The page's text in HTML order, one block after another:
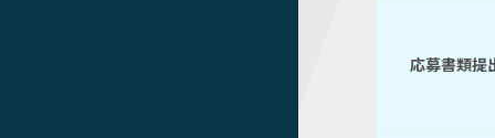
応募書類提